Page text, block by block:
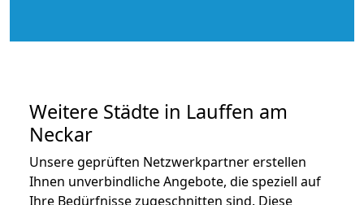
Weitere Städte in Lauffen am
Neckar
Unsere geprüften Netzwerkpartner erstellen
Ihnen unverbindliche Angebote, die speziell auf
Ihre Bedürfnisse zugeschnitten sind. Diese